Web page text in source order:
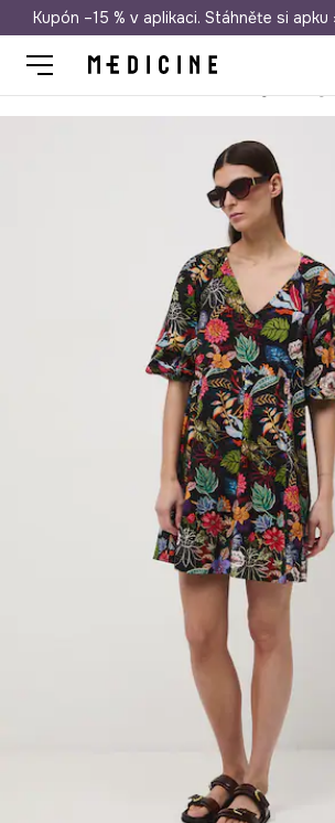
Doprava zdarma při nákupu nad
Kupón –15 % v aplikaci. Stáhněte si apku